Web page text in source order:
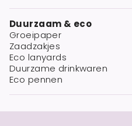
Duurzaam & eco
Groeipaper
Zaadzakjes
Eco lanyards
Duurzame drinkwaren
Eco pennen